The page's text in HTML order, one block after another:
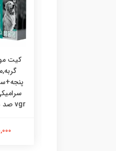
vgr صد در صد اورجینال❌